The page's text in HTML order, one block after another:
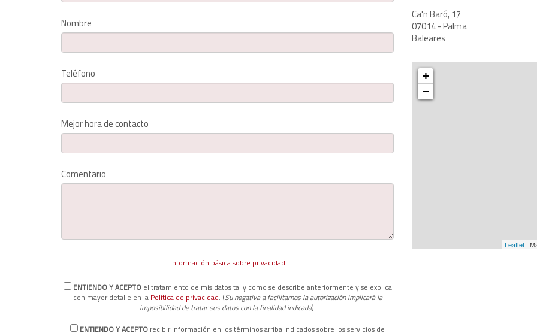
Nombre
Teléfono
Mejor hora de contacto
Comentario
Información básica sobre privacidad
ENTIENDO Y ACEPTOel tratamiento de mis datos tal y como se describe anteriormente y se explica
con mayor detalle en la Política de privacidad. (Su negativa a facilitarnos la autorización implicará la
imposibilidad de tratar sus datos con la finalidad indicada).
ENTIENDO Y ACEPTO recibir información en los términos arriba indicados sobre los servicios de
Ca'n Baró, 17
07014 - Palma
Baleares
+
−
Leaflet |